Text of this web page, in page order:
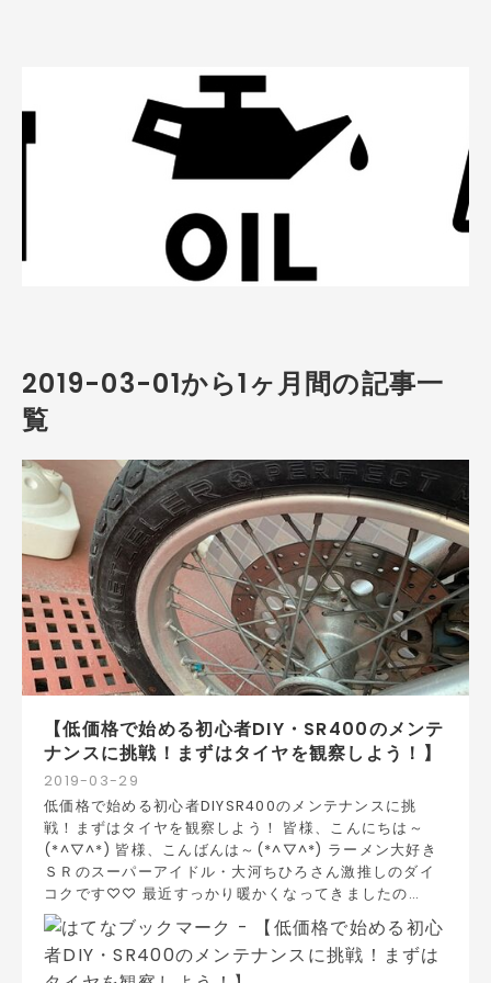
2019-03-01から1ヶ月間の記事一
覧
2019-03-29
【低価格で始める初心者DIY・SR400のメンテ
ナンスに挑戦！まずはタイヤを観察しよう！】
低価格で始める初心者DIYSR400のメンテナンスに挑
戦！まずはタイヤを観察しよう！ 皆様、こんにちは～
(*^▽^*) 皆様、こんばんは～(*^▽^*) ラーメン大好き
ＳＲのスーパーアイドル・大河ちひろさん激推しのダイ
コクです♡♡ 最近すっかり暖かくなってきましたの…